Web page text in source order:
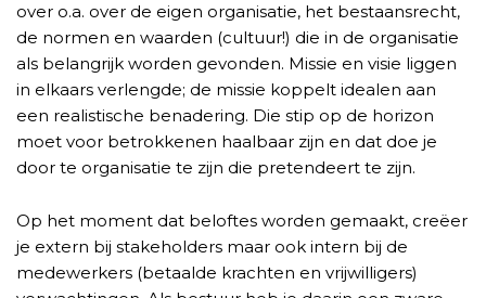
over o.a. over de eigen organisatie, het bestaansrecht,
de normen en waarden (cultuur!) die in de organisatie
als belangrijk worden gevonden. Missie en visie liggen
in elkaars verlengde; de missie koppelt idealen aan
een realistische benadering. Die stip op de horizon
moet voor betrokkenen haalbaar zijn en dat doe je
door te organisatie te zijn die pretendeert te zijn.
Op het moment dat beloftes worden gemaakt, creëer
je extern bij stakeholders maar ook intern bij de
medewerkers (betaalde krachten en vrijwilligers)